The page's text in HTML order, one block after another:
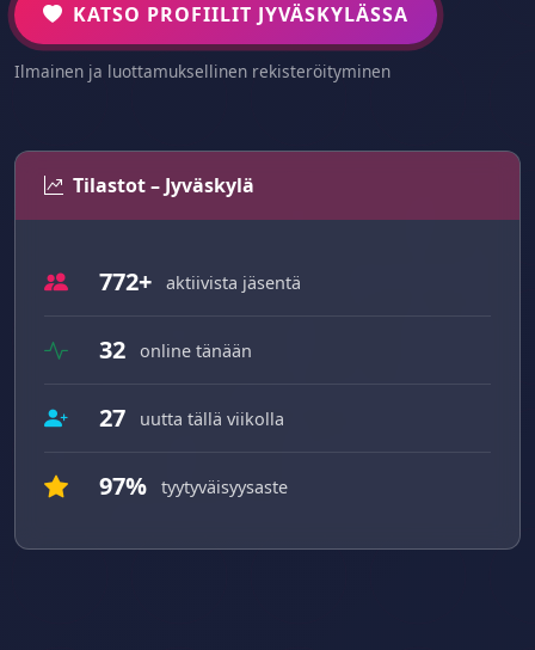
KATSO PROFIILIT JYVÄSKYLÄSSA
Ilmainen ja luottamuksellinen rekisteröityminen
Tilastot – Jyväskylä
772+ aktiivista jäsentä
32 online tänään
27 uutta tällä viikolla
97% tyytyväisyysaste